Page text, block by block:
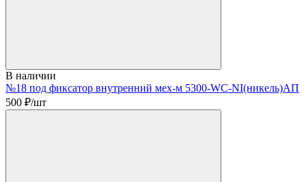
В наличии
№18 под фиксатор внутренний мех-м 5300-WС-NI(никель)АП
500 ₽/шт